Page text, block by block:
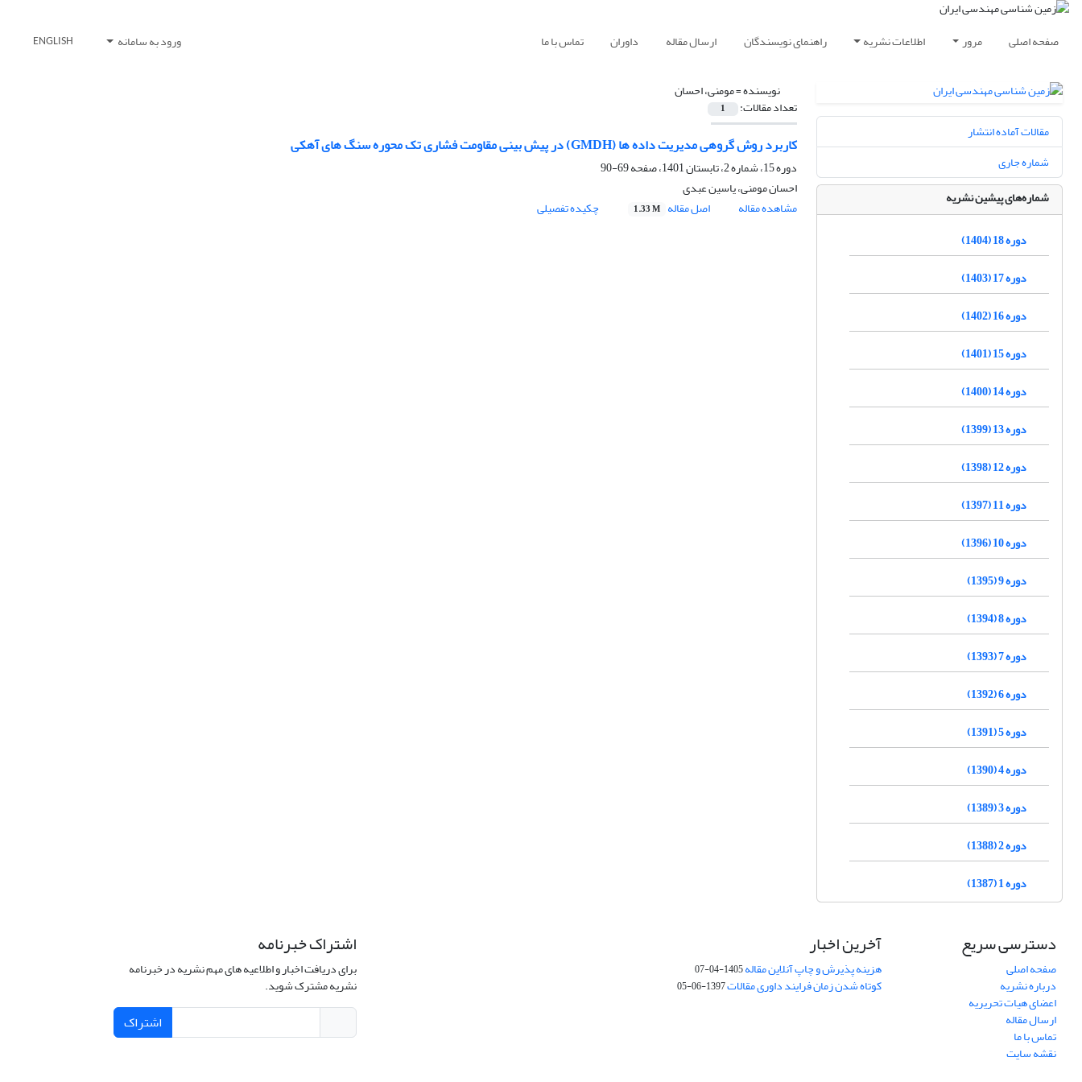
صفحه اصلی مرور اطلاعات نشریه راهنمای نویسندگان ارسال مقاله داوران تماس با ما ورود به سامانه ENGLISH
نویسنده =مومنی، احسان
تعداد مقالات: 1
کاربرد روش گروهی مدیریت داده ها (GMDH) در پیش بینی مقاومت فشاری تک محوره سنگ های آهکی
دوره 15، شماره 2، تابستان 1401، صفحه
69-90
احسان مومنی، یاسین عبدی
مشاهده مقاله
اصل مقاله 1.33 M چکیده تفصیلی
مقالات آماده انتشار
شماره جاری
شماره‌های پیشین نشریه
دوره 18 (1404)
دوره 17 (1403)
دوره 16 (1402)
دوره 15 (1401)
دوره 14 (1400)
دوره 13 (1399)
دوره 12 (1398)
دوره 11 (1397)
دوره 10 (1396)
دوره 9 (1395)
دوره 8 (1394)
دوره 7 (1393)
دوره 6 (1392)
دوره 5 (1391)
دوره 4 (1390)
دوره 3 (1389)
دوره 2 (1388)
دوره 1 (1387)
دسترسی سریع
صفحه اصلی
درباره نشریه
اعضای هیات تحریریه
ارسال مقاله
تماس با ما
نقشه سایت
آخرین اخبار
هزینه پذیرش و چاپ آنلاین مقاله1405-04-07
کوتاه شدن زمان فرایند داوری مقالات1397-06-05
اشتراک خبرنامه
برای دریافت اخبار و اطلاعیه های مهم نشریه در خبرنامه
نشریه مشترک شوید.
اشتراک